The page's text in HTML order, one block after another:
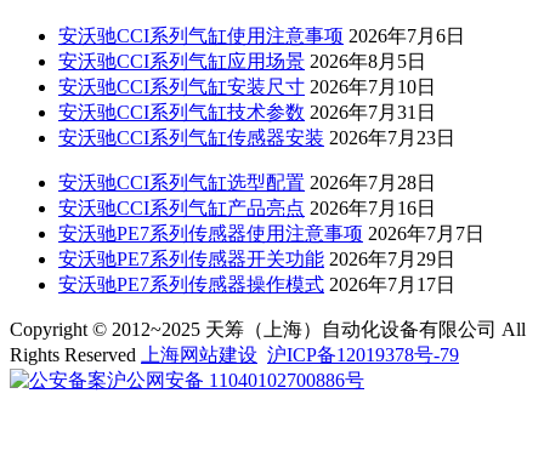
安沃驰CCI系列气缸使用注意事项 2026年7月6日
安沃驰CCI系列气缸应用场景 2026年8月5日
安沃驰CCI系列气缸安装尺寸 2026年7月10日
安沃驰CCI系列气缸技术参数 2026年7月31日
安沃驰CCI系列气缸传感器安装 2026年7月23日
安沃驰CCI系列气缸选型配置 2026年7月28日
安沃驰CCI系列气缸产品亮点 2026年7月16日
安沃驰PE7系列传感器使用注意事项 2026年7月7日
安沃驰PE7系列传感器开关功能 2026年7月29日
安沃驰PE7系列传感器操作模式 2026年7月17日
Copyright © 2012~2025 天筹（上海）自动化设备有限公司 All
Rights Reserved
上海网站建设 沪ICP备12019378号-79
沪公网安备 11040102700886号